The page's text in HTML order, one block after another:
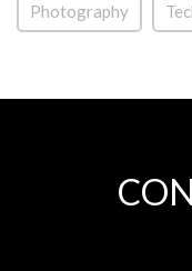
Photography